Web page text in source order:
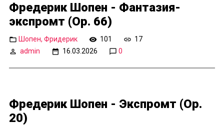
Фредерик Шопен - Фантазия-
экспромт (Op. 66)
Шопен, Фридерик 101
17
admin
16.03.2026 0
Фредерик Шопен - Экспромт (Op.
20)